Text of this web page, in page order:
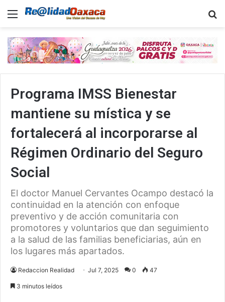
Menu
Programa IMSS Bienestar
mantiene su mística y se
fortalecerá al incorporarse al
Régimen Ordinario del Seguro
Social
El doctor Manuel Cervantes Ocampo destacó la
continuidad en la atención con enfoque
preventivo y de acción comunitaria con
promotores y voluntarios que dan seguimiento
a la salud de las familias beneficiarias, aún en
los lugares más apartados.
Redaccion Realidad Jul 7, 2025 0 47
3 minutos leídos